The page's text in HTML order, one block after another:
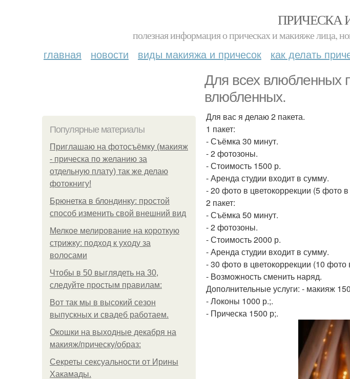
ПРИЧЕСКА
полезная информация о прическах и макияже лица,
главная новости виды макияжа и причесок как делать
Для всех влюбленных
влюбленных.
Популярные материалы
Приглашаю на фотосъёмку (макияж
- прическа по желанию за
отдельную плату) так же делаю
фотокнигу!
Брюнетка в блондинку: простой
способ изменить свой внешний вид
Мелкое мелирование на короткую
стрижку: подход к уходу за
волосами
Чтобы в 50 выглядеть на 30,
следуйте простым правилам:
Вот так мы в высокий сезон
выпускных и свадеб работаем.
Окошки на выходные декабря на
макияж/прическу/образ:
Секреты сексуальности от Ирины
Хакамады.
Для вас я делаю 2 пакета.
1 пакет:
- Съёмка 30 минут.
- 2 фотозоны.
- Стоимость 1500 р.
- Аренда студии входит в сумму.
- 20 фото в цветокоррекции (5 фото
2 пакет:
- Съёмка 50 минут.
- 2 фотозоны.
- Стоимость 2000 р.
- Аренда студии входит в сумму.
- 30 фото в цветокоррекции (10 фото
- Возможность сменить наряд.
Дополнительные услуги: - макияж
- Локоны 1000 р.;.
- Прическа 1500 р;.